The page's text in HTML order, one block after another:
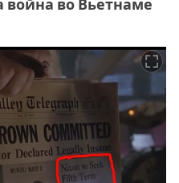
война во Вьетнаме